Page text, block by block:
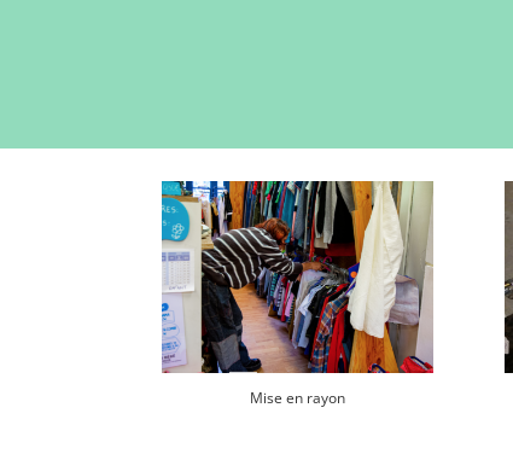
Mise en rayon